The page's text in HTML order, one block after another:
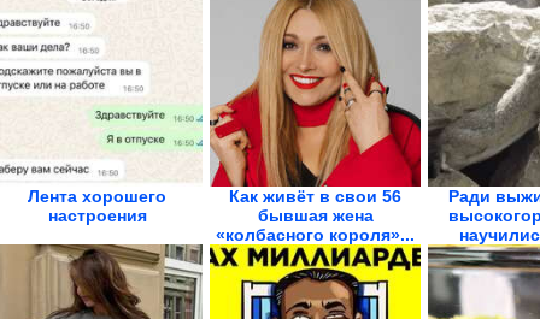
Лента хорошего
настроения
Как живёт в свои 56
бывшая жена
«колбасного короля»...
Ради